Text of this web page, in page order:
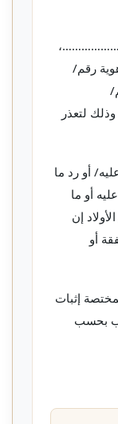
رقم/
لتعذر
أو رد ما
أو ما
إن
أو
إثبات
بحسب